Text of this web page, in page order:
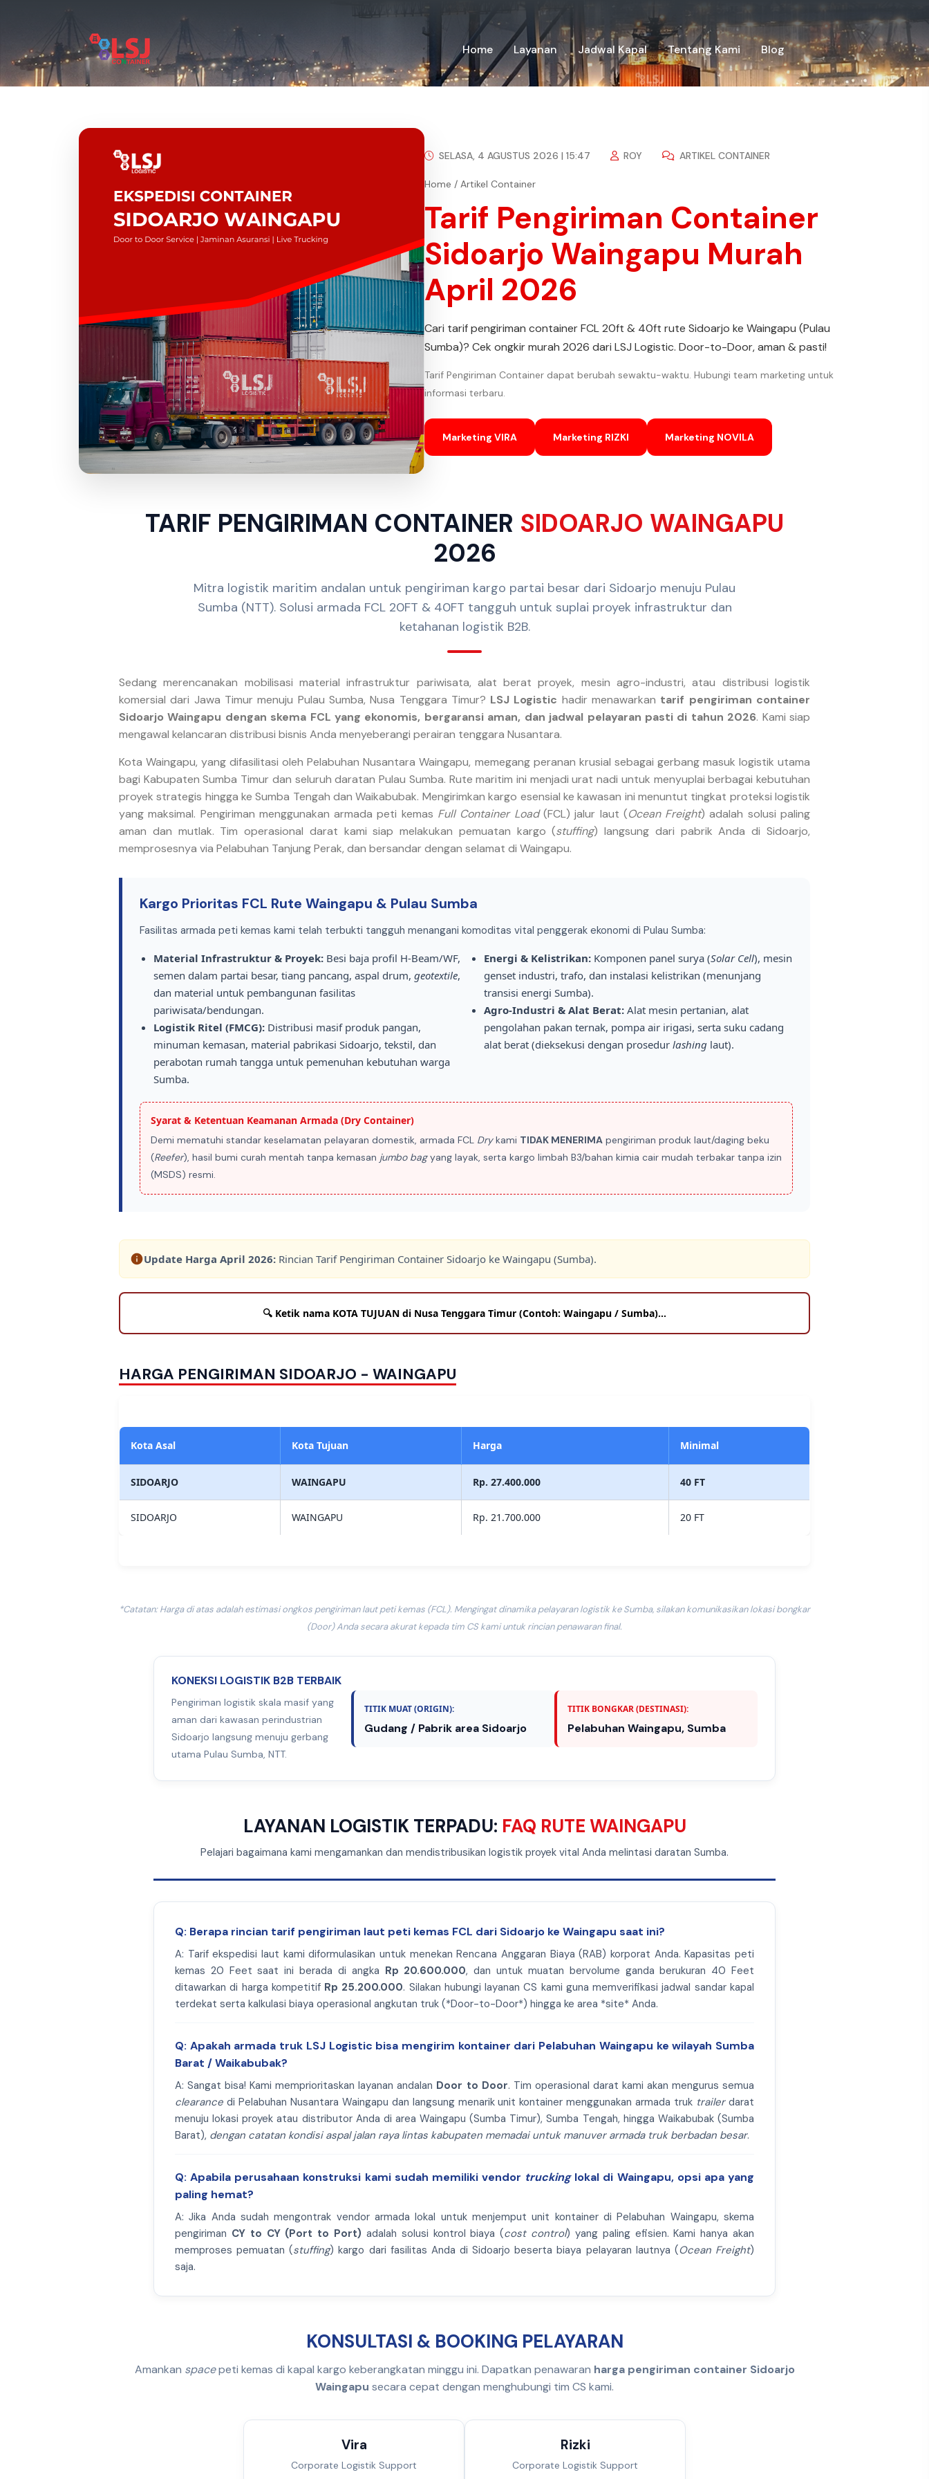
Home Layanan Jadwal Kapal Tentang Kami Blog
SELASA, 4 AGUSTUS 2026 | 15:47 ROY ARTIKEL CONTAINER
Home / Artikel Container
Tarif Pengiriman Container
Sidoarjo Waingapu Murah
April 2026
Cari tarif pengiriman container FCL 20ft & 40ft rute Sidoarjo ke Waingapu (Pulau
Sumba)? Cek ongkir murah 2026 dari LSJ Logistic. Door-to-Door, aman & pasti!
Tarif Pengiriman Container dapat berubah sewaktu-waktu. Hubungi team marketing untuk
informasi terbaru.
Marketing VIRA Marketing RIZKI Marketing NOVILA
TARIF PENGIRIMAN CONTAINER SIDOARJO WAINGAPU
2026
Mitra logistik maritim andalan untuk pengiriman kargo partai besar dari Sidoarjo menuju Pulau
Sumba (NTT). Solusi armada FCL 20FT & 40FT tangguh untuk suplai proyek infrastruktur dan
ketahanan logistik B2B.
Sedang merencanakan mobilisasi material infrastruktur pariwisata, alat berat proyek, mesin agro-industri, atau distribusi logistik
komersial dari Jawa Timur menuju Pulau Sumba, Nusa Tenggara Timur? LSJ Logistic hadir menawarkan tarif pengiriman container
Sidoarjo Waingapu dengan skema FCL yang ekonomis, bergaransi aman, dan jadwal pelayaran pasti di tahun 2026. Kami siap
mengawal kelancaran distribusi bisnis Anda menyeberangi perairan tenggara Nusantara.
Kota Waingapu, yang difasilitasi oleh Pelabuhan Nusantara Waingapu, memegang peranan krusial sebagai gerbang masuk logistik utama
bagi Kabupaten Sumba Timur dan seluruh daratan Pulau Sumba. Rute maritim ini menjadi urat nadi untuk menyuplai berbagai kebutuhan
proyek strategis hingga ke Sumba Tengah dan Waikabubak. Mengirimkan kargo esensial ke kawasan ini menuntut tingkat proteksi logistik
yang maksimal. Pengiriman menggunakan armada peti kemas Full Container Load(FCL) jalur laut (Ocean Freight) adalah solusi paling
aman dan mutlak. Tim operasional darat kami siap melakukan pemuatan kargo (stuffing) langsung dari pabrik Anda di Sidoarjo,
memprosesnya via Pelabuhan Tanjung Perak, dan bersandar dengan selamat di Waingapu.
Kargo Prioritas FCL Rute Waingapu & Pulau Sumba
Fasilitas armada peti kemas kami telah terbukti tangguh menangani komoditas vital penggerak ekonomi di Pulau Sumba:
Material Infrastruktur & Proyek: Besi baja profil H-Beam/WF,
semen dalam partai besar, tiang pancang, aspal drum, geotextile,
dan material untuk pembangunan fasilitas
pariwisata/bendungan.
Logistik Ritel (FMCG): Distribusi masif produk pangan,
minuman kemasan, material pabrikasi Sidoarjo, tekstil, dan
perabotan rumah tangga untuk pemenuhan kebutuhan warga
Sumba.
Energi & Kelistrikan:Komponen panel surya (Solar Cell), mesin
genset industri, trafo, dan instalasi kelistrikan (menunjang
transisi energi Sumba).
Agro-Industri & Alat Berat:Alat mesin pertanian, alat
pengolahan pakan ternak, pompa air irigasi, serta suku cadang
alat berat (dieksekusi dengan prosedur lashinglaut).
Syarat & Ketentuan Keamanan Armada (Dry Container)
Demi mematuhi standar keselamatan pelayaran domestik, armada FCL Drykami TIDAK MENERIMA pengiriman produk laut/daging beku
(Reefer), hasil bumi curah mentah tanpa kemasan jumbo bagyang layak, serta kargo limbah B3/bahan kimia cair mudah terbakar tanpa izin
(MSDS) resmi.
Update Harga April 2026: Rincian Tarif Pengiriman Container Sidoarjo ke Waingapu (Sumba).
HARGA PENGIRIMAN SIDOARJO - WAINGAPU
Kota Asal Kota Tujuan Harga Minimal
SIDOARJO WAINGAPU Rp. 27.400.000 40 FT
SIDOARJO WAINGAPU Rp. 21.700.000 20 FT
*Catatan: Harga di atas adalah estimasi ongkos pengiriman laut peti kemas (FCL). Mengingat dinamika pelayaran logistik ke Sumba, silakan komunikasikan lokasi bongkar
(Door) Anda secara akurat kepada tim CS kami untuk rincian penawaran final.
KONEKSI LOGISTIK B2B TERBAIK
Pengiriman logistik skala masif yang
aman dari kawasan perindustrian
Sidoarjo langsung menuju gerbang
utama Pulau Sumba, NTT.
TITIK MUAT (ORIGIN):
Gudang / Pabrik area Sidoarjo
TITIK BONGKAR (DESTINASI):
Pelabuhan Waingapu, Sumba
LAYANAN LOGISTIK TERPADU: FAQ RUTE WAINGAPU
Pelajari bagaimana kami mengamankan dan mendistribusikan logistik proyek vital Anda melintasi daratan Sumba.
Q: Berapa rincian tarif pengiriman laut peti kemas FCL dari Sidoarjo ke Waingapu saat ini?
A: Tarif ekspedisi laut kami diformulasikan untuk menekan Rencana Anggaran Biaya (RAB) korporat Anda. Kapasitas peti
kemas 20 Feet saat ini berada di angka Rp 20.600.000, dan untuk muatan bervolume ganda berukuran 40 Feet
ditawarkan di harga kompetitif Rp 25.200.000. Silakan hubungi layanan CS kami guna memverifikasi jadwal sandar kapal
terdekat serta kalkulasi biaya operasional angkutan truk (*Door-to-Door*) hingga ke area *site* Anda.
Q: Apakah armada truk LSJ Logistic bisa mengirim kontainer dari Pelabuhan Waingapu ke wilayah Sumba
Barat / Waikabubak?
A: Sangat bisa! Kami memprioritaskan layanan andalan Door to Door. Tim operasional darat kami akan mengurus semua
clearance di Pelabuhan Nusantara Waingapu dan langsung menarik unit kontainer menggunakan armada truk trailerdarat
menuju lokasi proyek atau distributor Anda di area Waingapu (Sumba Timur), Sumba Tengah, hingga Waikabubak (Sumba
Barat), dengan catatan kondisi aspal jalan raya lintas kabupaten memadai untuk manuver armada truk berbadan besar.
Q: Apabila perusahaan konstruksi kami sudah memiliki vendor truckinglokal di Waingapu, opsi apa yang
paling hemat?
A: Jika Anda sudah mengontrak vendor armada lokal untuk menjemput unit kontainer di Pelabuhan Waingapu, skema
pengiriman CY to CY (Port to Port) adalah solusi kontrol biaya (cost control) yang paling efisien. Kami hanya akan
memproses pemuatan (stuffing) kargo dari fasilitas Anda di Sidoarjo beserta biaya pelayaran lautnya (Ocean Freight)
saja.
KONSULTASI & BOOKING PELAYARAN
Amankan spacepeti kemas di kapal kargo keberangkatan minggu ini. Dapatkan penawaran harga pengiriman container Sidoarjo
Waingapu secara cepat dengan menghubungi tim CS kami.
Vira
Corporate Logistik Support
Rizki
Corporate Logistik Support